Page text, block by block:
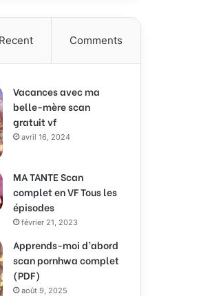
Recent Comments
Vacances avec ma
belle-mère scan
gratuit vf
avril 16, 2024
MA TANTE Scan
complet en VF Tous les
épisodes
février 21, 2023
Apprends-moi d’abord
scan pornhwa complet
(PDF)
août 9, 2025